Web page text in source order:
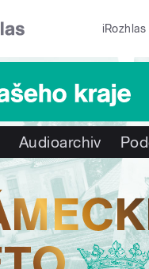
iRozhlas
Audioarchiv